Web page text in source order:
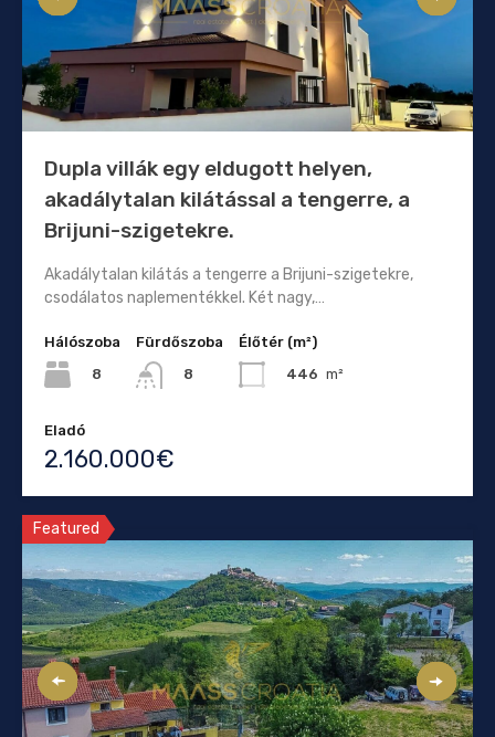
Dupla villák egy eldugott helyen,
akadálytalan kilátással a tengerre, a
Brijuni-szigetekre.
Akadálytalan kilátás a tengerre a Brijuni-szigetekre,
csodálatos naplementékkel. Két nagy,…
Hálószoba
8
Fürdőszoba
8
Élőtér (m²)
446 m²
Eladó
2.160.000€
Featured